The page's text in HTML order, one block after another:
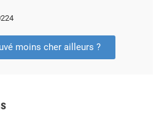
moins cher ailleurs ?